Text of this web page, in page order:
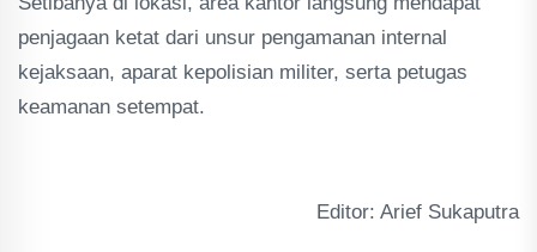
penjagaan ketat dari unsur pengamanan internal
kejaksaan, aparat kepolisian militer, serta petugas
keamanan setempat.
Editor: Arief Sukaputra